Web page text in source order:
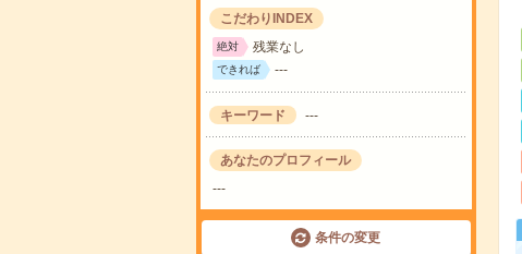
こだわりINDEX
絶対 残業なし
できれば ---
キーワード ---
あなたのプロフィール
---
条件の変更